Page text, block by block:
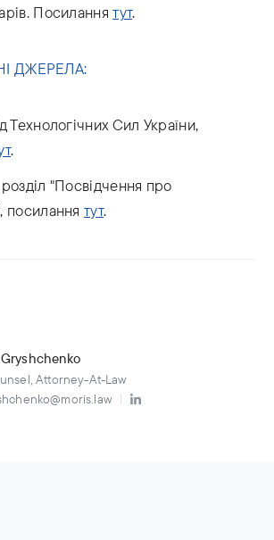
Посиланнятут.
ДЖЕРЕЛА:
Технологічних Сил України,
.
"Посвідчення про
посиланнятут.
Attorney-At-Law